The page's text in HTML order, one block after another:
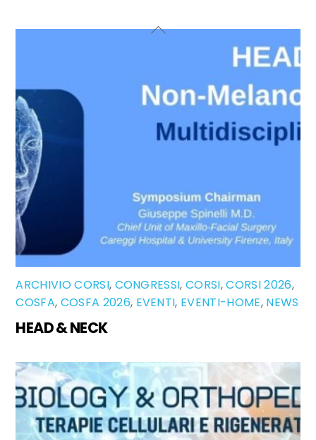
ARCHIVIO CORSI, CONGRESSI,CORSI,CORSI 2026,
COSFA, COSFA 2026, EVENTI, EVENTI-HOME, NEWS
HEAD & NECK